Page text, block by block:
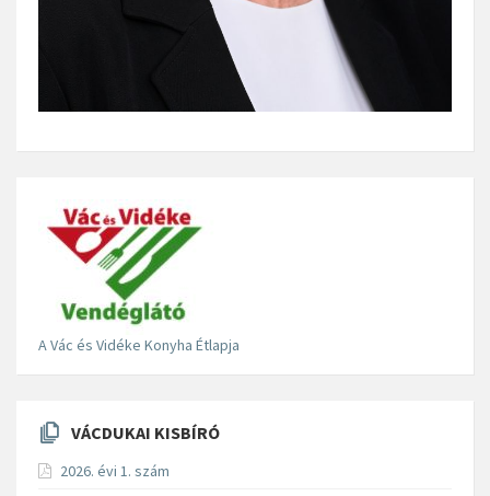
A Vác és Vidéke Konyha Étlapja
VÁCDUKAI KISBÍRÓ
2026. évi 1. szám